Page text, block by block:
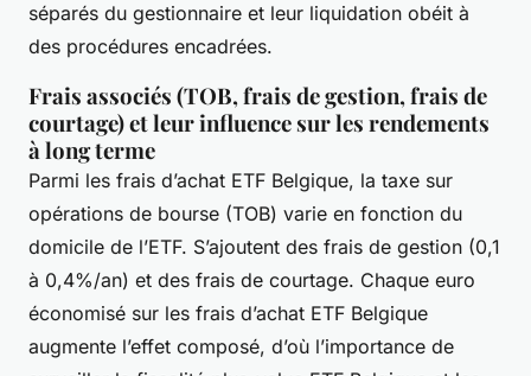
séparés du gestionnaire et leur liquidation obéit à
des procédures encadrées.
Frais associés (TOB, frais de gestion, frais de
courtage) et leur influence sur les rendements
à long terme
Parmi les frais d’achat ETF Belgique, la taxe sur
opérations de bourse (TOB) varie en fonction du
domicile de l’ETF. S’ajoutent des frais de gestion (0,1
à 0,4%/an) et des frais de courtage. Chaque euro
économisé sur les frais d’achat ETF Belgique
augmente l’effet composé, d’où l’importance de